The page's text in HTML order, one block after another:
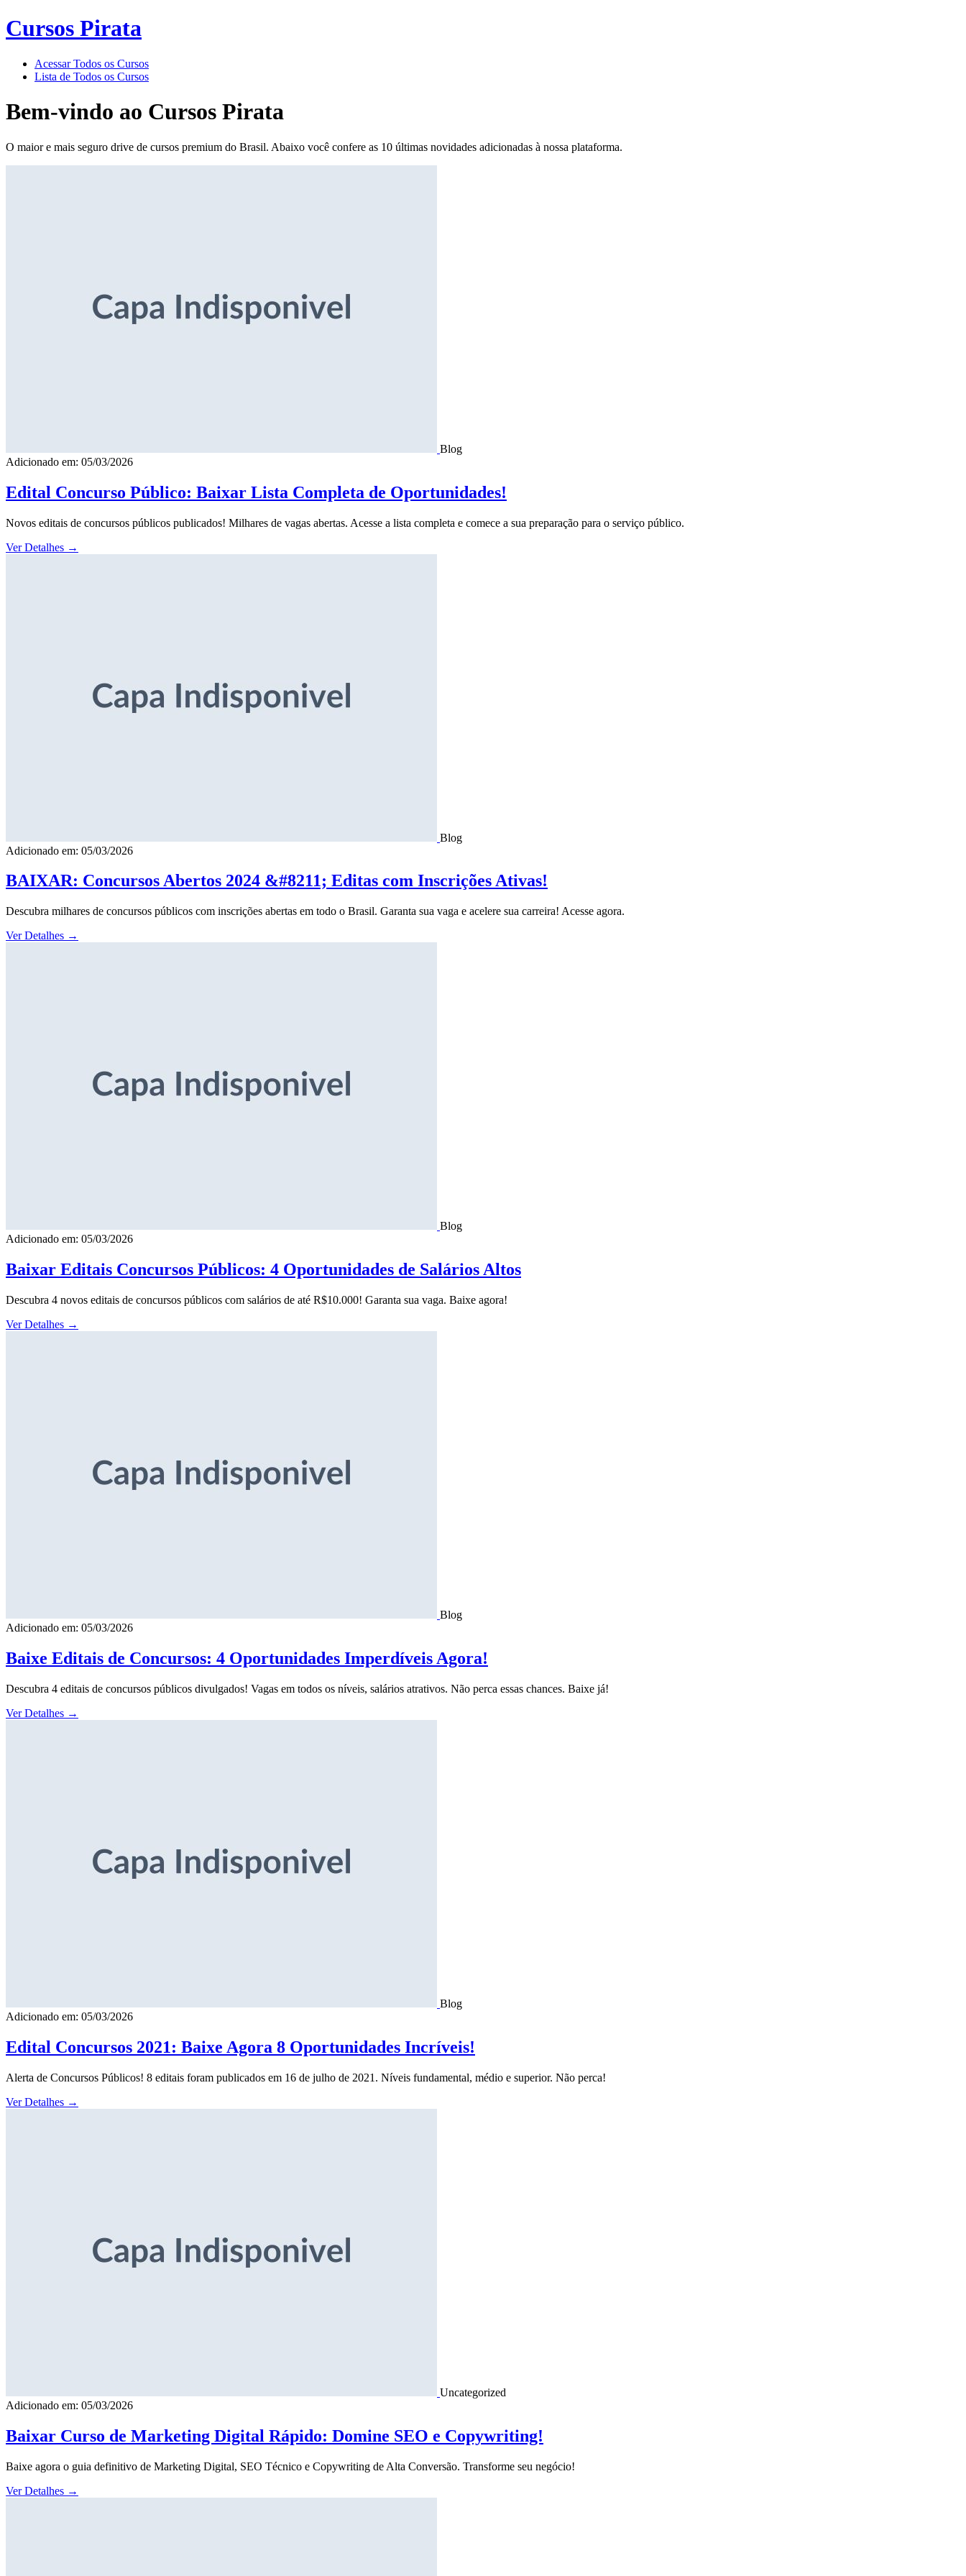
Cursos Pirata
Acessar Todos os Cursos
Lista de Todos os Cursos
Bem-vindo ao Cursos Pirata
O maior e mais seguro drive de cursos premium do Brasil. Abaixo você confere as 10 últimas novidades adicionadas à nossa plataforma.
Blog
Adicionado em: 05/03/2026
Edital Concurso Público: Baixar Lista Completa de Oportunidades!
Novos editais de concursos públicos publicados! Milhares de vagas abertas. Acesse a lista completa e comece a sua preparação para o serviço público.
Ver Detalhes →
Blog
Adicionado em: 05/03/2026
BAIXAR: Concursos Abertos 2024 &#8211; Editas com Inscrições Ativas!
Descubra milhares de concursos públicos com inscrições abertas em todo o Brasil. Garanta sua vaga e acelere sua carreira! Acesse agora.
Ver Detalhes →
Blog
Adicionado em: 05/03/2026
Baixar Editais Concursos Públicos: 4 Oportunidades de Salários Altos
Descubra 4 novos editais de concursos públicos com salários de até R$10.000! Garanta sua vaga. Baixe agora!
Ver Detalhes →
Blog
Adicionado em: 05/03/2026
Baixe Editais de Concursos: 4 Oportunidades Imperdíveis Agora!
Descubra 4 editais de concursos públicos divulgados! Vagas em todos os níveis, salários atrativos. Não perca essas chances. Baixe já!
Ver Detalhes →
Blog
Adicionado em: 05/03/2026
Edital Concursos 2021: Baixe Agora 8 Oportunidades Incríveis!
Alerta de Concursos Públicos! 8 editais foram publicados em 16 de julho de 2021. Níveis fundamental, médio e superior. Não perca!
Ver Detalhes →
Uncategorized
Adicionado em: 05/03/2026
Baixar Curso de Marketing Digital Rápido: Domine SEO e Copywriting!
Baixe agora o guia definitivo de Marketing Digital, SEO Técnico e Copywriting de Alta Conversão. Transforme seu negócio!
Ver Detalhes →